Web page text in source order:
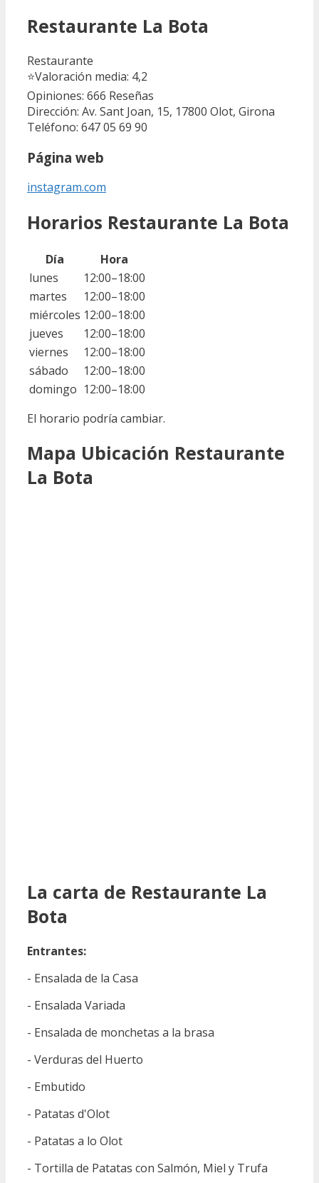
Restaurante La Bota
Restaurante
⭐Valoración media: 4,2
Opiniones: 666 Reseñas
Dirección: Av. Sant Joan, 15, 17800 Olot, Girona
Teléfono: 647 05 69 90
Página web
instagram.com
Horarios Restaurante La Bota
Día
Hora
lunes
12:00–18:00
martes
12:00–18:00
miércoles 12:00–18:00
jueves
12:00–18:00
viernes
12:00–18:00
sábado
12:00–18:00
domingo 12:00–18:00
El horario podría cambiar.
Mapa Ubicación Restaurante
La Bota
La carta de Restaurante La
Bota
Entrantes:
- Ensalada de la Casa
- Ensalada Variada
- Ensalada de monchetas a la brasa
- Verduras del Huerto
- Embutido
- Patatas d'Olot
- Patatas a lo Olot
- Tortilla de Patatas con Salmón, Miel y Trufa